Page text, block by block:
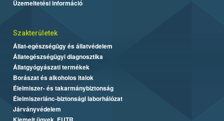
Üzemeltetési információ
Szakterületek
Állat-egészségügy és állatvédelem
Állategészségügyi diagnosztika
Állatgyógyászati termékek
Borászat és alkoholos italok
Élelmiszer- és takarmánybiztonság
Élelmiszerlánc-biztonsági laborhálózat
Járványvédelem